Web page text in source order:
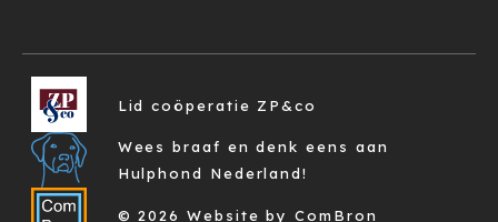
Lid coöperatie ZP&co
Wees braaf en denk eens aan
Hulphond Nederland!
© 2026 Website by ComBron